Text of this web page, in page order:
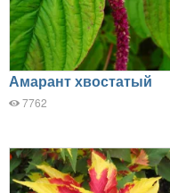
Амарант хвостатый
7762